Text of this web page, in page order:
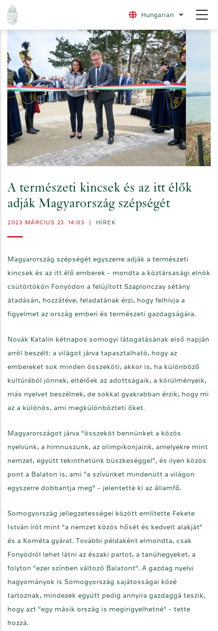
Ugrás
tartalomra
Hungarian További
A természeti kincsek és az itt élők
adják Magyarország szépségét
2023 MÁRCIUS 23. 14:03 HÍREK
Magyarország szépségét egyszerre adják a természeti
kincsek és az itt élő emberek - mondta a köztársasági elnök
csütörtökön Fonyódon a felújított Szaplonczay sétány
átadásán, hozzátéve, feladatának érzi, hogy felhívja a
figyelmet az ország emberi és természeti gazdagságára.
Novák Katalin kétnapos somogyi látogatásának első napján
arról beszélt: a világot járva tapasztalható, hogy az
embereket sok minden összeköti, akkor is, ha különböző
kultúrából jönnek, eltérőek az adottságaik, a körülményeik,
más nyelvet beszélnek, de sokkal gyakrabban érzik, hogy mi
az a különös, ami megkülönbözteti őket.
Magyarországot járva "összeköt bennünket a közös
nyelvünk, a himnuszunk, az olimpikonjaink, amelyekre mint
nemzet, együtt tekinthetünk büszkeséggel", és ilyen közös
pont a Balaton is, ami "a szívünket mindenütt a világon
egyszerre dobbantja meg" - jelentette ki az államfő.
Somogyország jellegzetességei között említette Fekete
István írót mint "a nemzet közös hősét és kedvelt alakját"
és a Kométa gyárat. További példaként elmondta, csak
Fonyódról lehet látni az északi partot, a tanúhegyeket, a
folyton "ezer színben változó Balatont". A gazdag nyelvi
hagyományok is Somogyország sajátosságai közé
tartoznak, mindezek együtt pedig annyira gazdaggá teszik,
hogy azt "egy másik ország is megirigyelhetné" - tette
hozzá.